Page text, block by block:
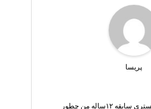
پریسا
سلام وکیل پایه یک دادگستری سابقه ۱۲ساله من چطور